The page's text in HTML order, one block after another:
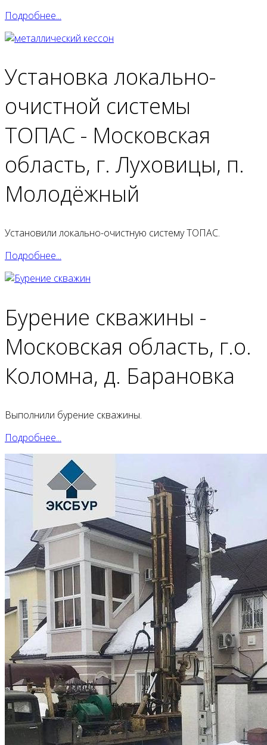
Подробнее...
Установка локально-
очистной системы
ТОПАС - Московская
область, г. Луховицы, п.
Молодёжный
Установили локально-очистную систему ТОПАС.
Подробнее...
Бурение скважины -
Московская область, г.о.
Коломна, д. Барановка
Выполнили бурение скважины.
Подробнее...